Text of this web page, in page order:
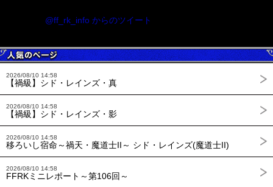
@ff_rk_info からのツイート
2026/08/10 14:58
【禍級】シド・レインズ・真
2026/08/10 14:58
【禍級】シド・レインズ・影
2026/08/10 14:58
移ろいし宿命～禍天・魔道士II～ シド・レインズ(魔道士II)
2026/08/10 14:58
FFRKミニレポート～第106回～